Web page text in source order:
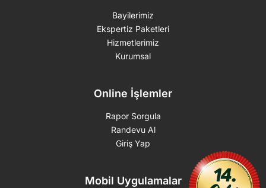
Bayilerimiz
Ekspertiz Paketleri
Hizmetlerimiz
Kurumsal
Online İşlemler
Rapor Sorgula
Randevu Al
Giriş Yap
Mobil Uygulamalar